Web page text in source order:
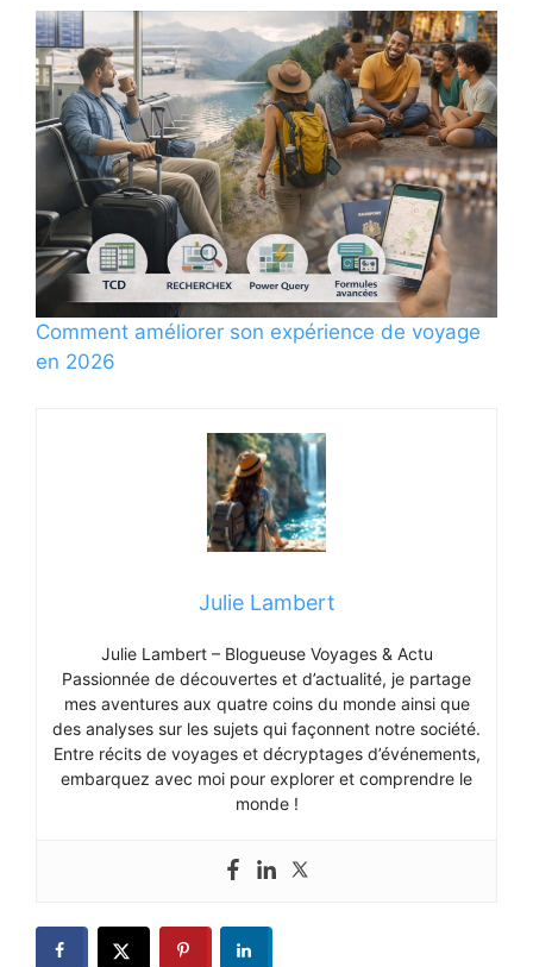
Comment améliorer son expérience de voyage
en 2026
Julie Lambert
Julie Lambert – Blogueuse Voyages & Actu
Passionnée de découvertes et d’actualité, je partage
mes aventures aux quatre coins du monde ainsi que
des analyses sur les sujets qui façonnent notre société.
Entre récits de voyages et décryptages d’événements,
embarquez avec moi pour explorer et comprendre le
monde !